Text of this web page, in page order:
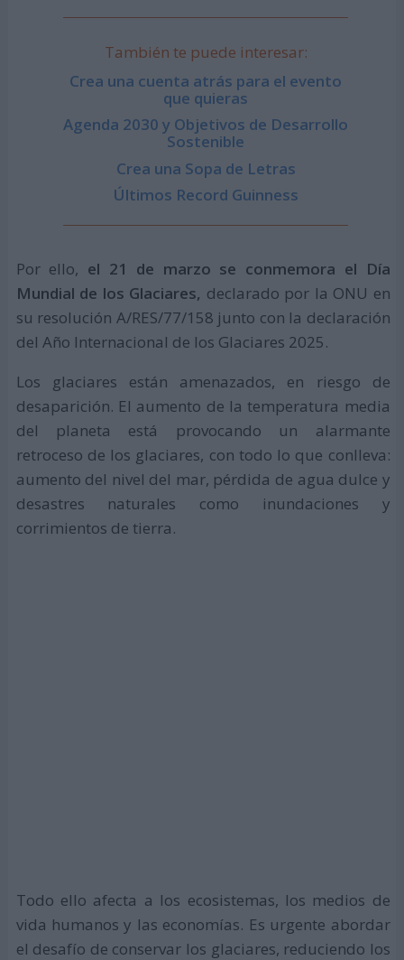
También te puede interesar:
Crea una cuenta atrás para el evento
que quieras
Agenda 2030 y Objetivos de Desarrollo
Sostenible
Crea una Sopa de Letras
Últimos Record Guinness
Por ello, el 21 de marzo se conmemora el Día
Mundial de los Glaciares, declarado por la ONU en
su resolución A/RES/77/158 junto con la declaración
del Año Internacional de los Glaciares 2025.
Los glaciares están amenazados, en riesgo de
desaparición. El aumento de la temperatura media
del planeta está provocando un alarmante
retroceso de los glaciares, con todo lo que conlleva:
aumento del nivel del mar, pérdida de agua dulce y
desastres naturales como inundaciones y
corrimientos de tierra.
Todo ello afecta a los ecosistemas, los medios de
vida humanos y las economías. Es urgente abordar
el desafío de conservar los glaciares, reduciendo los